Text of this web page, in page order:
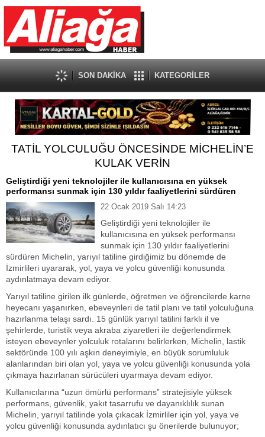
SON DAKİKA KATEGORİLER
TATİL YOLCULUĞU ÖNCESİNDE MİCHELİN’E
KULAK VERİN
Geliştirdiği yeni teknolojiler ile kullanıcısına en yüksek
performansı sunmak için 130 yıldır faaliyetlerini sürdüren
22 Ocak 2019 Salı 14:23
Geliştirdiği yeni teknolojiler ile
kullanıcısına en yüksek performansı
sunmak için 130 yıldır faaliyetlerini
sürdüren Michelin, yarıyıl tatiline girdiğimiz bu dönemde de
İzmirlileri uyararak, yol, yaya ve yolcu güvenliği konusunda
aydınlatmaya devam ediyor.
Yarıyıl tatiline girilen ilk günlerde, öğretmen ve öğrencilerde karne
heyecanı yaşanırken, ebeveynleri de tatil planı ve tatil yolculuğuna
hazırlanma telaşı sardı. 15 günlük yarıyıl tatilini farklı il ve
şehirlerde, turistik veya akraba ziyaretleri ile değerlendirmek
isteyen ebeveynler yolculuk rotalarını belirlerken, Michelin, lastik
sektöründe 100 yılı aşkın deneyimiyle, en büyük sorumluluk
alanlarından biri olan yol, yaya ve yolcu güvenliği konusunda yola
çıkmaya hazırlanan sürücüleri uyarmaya devam ediyor.
Kullanıcılarına “uzun ömürlü performans” stratejisiyle yüksek
performans, güvenlik, yakıt tasarrufu ve dayanıklılık sunan
Michelin, yarıyıl tatilinde yola çıkacak İzmirliler için yol, yaya ve
yolcu güvenliği konusunda aydınlatıcı şu önerilerde bulunuyor;